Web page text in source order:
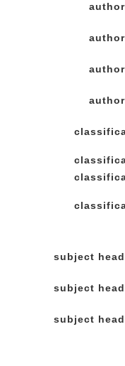
subject
subject
subject